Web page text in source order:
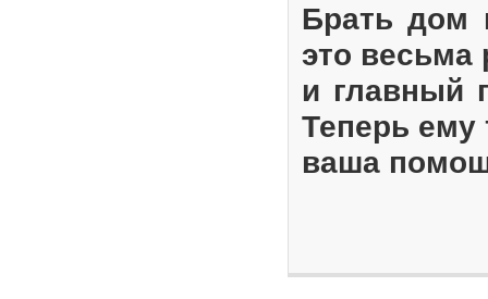
Брать дом
это весьма
и главный
Теперь ему
ваша